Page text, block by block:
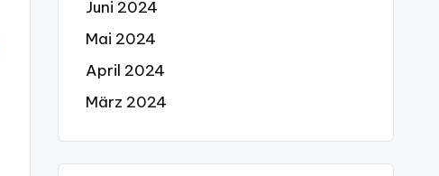
Juni 2024
Mai 2024
April 2024
März 2024